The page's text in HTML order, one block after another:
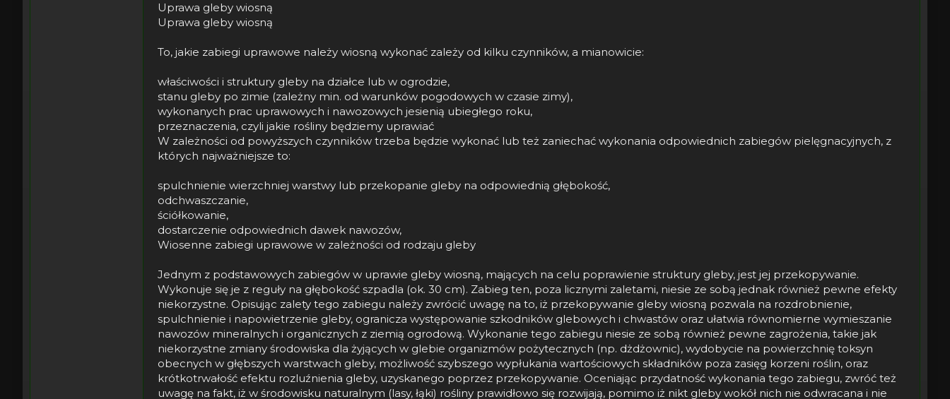
Uprawa gleby wiosną
Uprawa gleby wiosną
To, jakie zabiegi uprawowe należy wiosną wykonać zależy od kilku czynników, a mianowicie:
właściwości i struktury gleby na działce lub w ogrodzie,
stanu gleby po zimie (zależny min. od warunków pogodowych w czasie zimy),
wykonanych prac uprawowych i nawozowych jesienią ubiegłego roku,
przeznaczenia, czyli jakie rośliny będziemy uprawiać
W zależności od powyższych czynników trzeba będzie wykonać lub też zaniechać wykonania odpowiednich zabiegów pielęgnacyjnych, z
których najważniejsze to:
spulchnienie wierzchniej warstwy lub przekopanie gleby na odpowiednią głębokość,
odchwaszczanie,
ściółkowanie,
dostarczenie odpowiednich dawek nawozów,
Wiosenne zabiegi uprawowe w zależności od rodzaju gleby
Jednym z podstawowych zabiegów w uprawie gleby wiosną, mających na celu poprawienie struktury gleby, jest jej przekopywanie.
Wykonuje się je z reguły na głębokość szpadla (ok. 30 cm). Zabieg ten, poza licznymi zaletami, niesie ze sobą jednak również pewne efekty
niekorzystne. Opisując zalety tego zabiegu należy zwrócić uwagę na to, iż przekopywanie gleby wiosną pozwala na rozdrobnienie,
spulchnienie i napowietrzenie gleby, ogranicza występowanie szkodników glebowych i chwastów oraz ułatwia równomierne wymieszanie
nawozów mineralnych i organicznych z ziemią ogrodową. Wykonanie tego zabiegu niesie ze sobą również pewne zagrożenia, takie jak
niekorzystne zmiany środowiska dla żyjących w glebie organizmów pożytecznych (np. dżdżownic), wydobycie na powierzchnię toksyn
obecnych w głębszych warstwach gleby, możliwość szybszego wypłukania wartościowych składników poza zasięg korzeni roślin, oraz
krótkotrwałość efektu rozluźnienia gleby, uzyskanego poprzez przekopywanie. Oceniając przydatność wykonania tego zabiegu, zwróć też
uwagę na fakt, iż w środowisku naturalnym (lasy, łąki) rośliny prawidłowo się rozwijają, pomimo iż nikt gleby wokół nich nie odwracana i nie